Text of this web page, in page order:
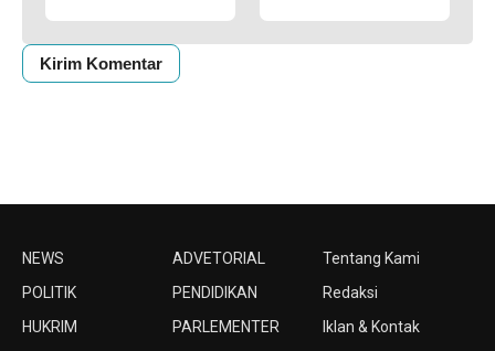
NEWS
POLITIK
HUKRIM
ADVETORIAL
PENDIDIKAN
PARLEMENTER
Tentang Kami
Redaksi
Iklan & Kontak